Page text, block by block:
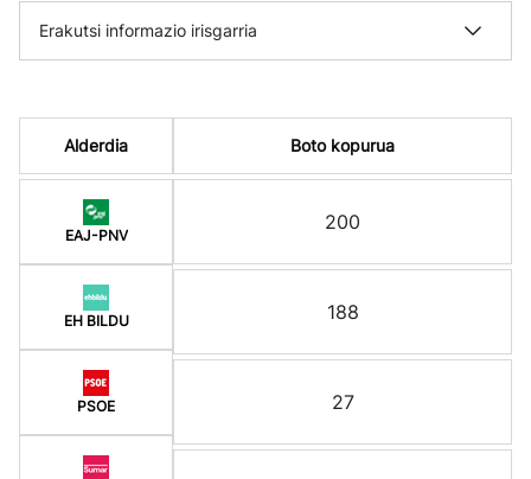
Erakutsi informazio irisgarria
Alderdia
EAJ-PNV
EH BILDU
PSOE
Boto kopurua
200
188
27